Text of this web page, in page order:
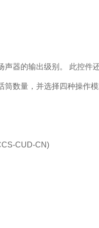
器的输出级别。 此控件
筒数量，并选择四种操作
‑CUD-CN)